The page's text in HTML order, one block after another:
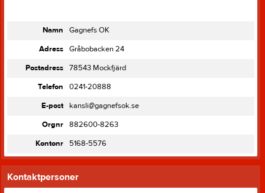
Namn
Gagnefs OK
Adress
Gråbobacken 24
Postadress
78543 Mockfjärd
Telefon
0241-20888
E-post
kansli@gagnefsok.se
Orgnr
882600-8263
Kontonr
5168-5576
Kontaktpersoner